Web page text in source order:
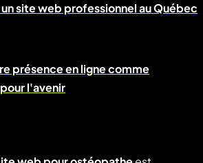
site web professionnel au Québec
présence en ligne comme
l'avenir